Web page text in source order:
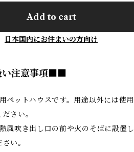
Add to cart
日本国内にお住まいの方向け
注意事項■■
ペットハウスです。用途以外には使用
さい。
風吹き出し口の前や火のそばに設置し
い。